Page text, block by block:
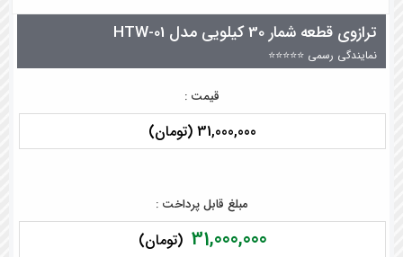
ترازوی قطعه شمار 30 کیلویی مدل HTW-01
نمایندگی رسمی ⭐⭐⭐⭐⭐
قیمت :
31,000,000 (تومان)
مبلغ قابل پرداخت :
31,000,000 (تومان)